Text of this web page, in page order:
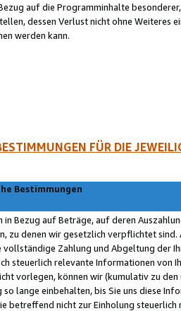
auf die Programminhalte
dessen Verlust nicht ohne Weiteres
werden kann.
FÜR DIE
Bestimmungen
in Bezug auf Beträge, auf deren
zu denen wir gesetzlich verpflichtet
vollständige Zahlung und Abgeltung der
steuerlich relevante Informationen von
vorlegen, können wir (kumulativ zu
so lange einbehalten, bis Sie uns diese
betreffend nicht zur Einholung